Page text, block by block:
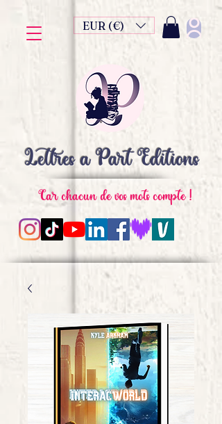
Lettres à Part Editions
Car chacun de vos mots compte !
EUR (€)